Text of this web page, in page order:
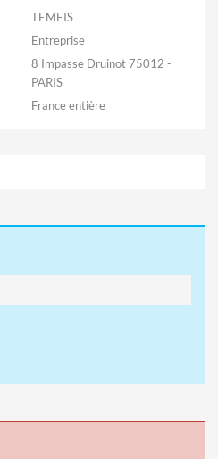
TEMEIS
Entreprise
8 Impasse Druinot 75012 -
PARIS